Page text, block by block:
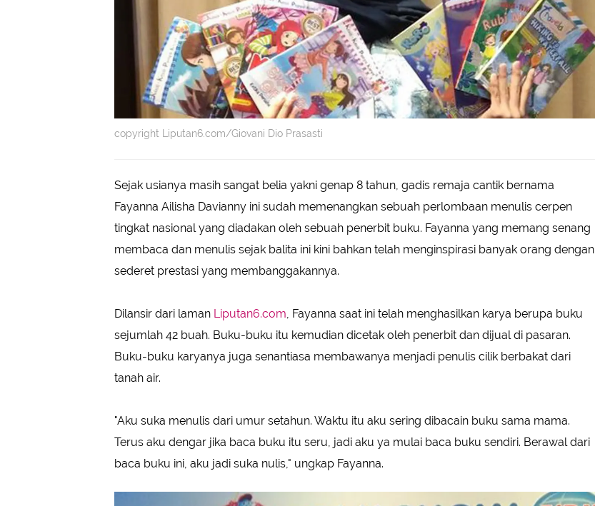
copyright Liputan6.com/Giovani Dio Prasasti
Sejak usianya masih sangat belia yakni genap 8 tahun, gadis remaja cantik bernama
Fayanna Ailisha Davianny ini sudah memenangkan sebuah perlombaan menulis cerpen
tingkat nasional yang diadakan oleh sebuah penerbit buku. Fayanna yang memang senang
membaca dan menulis sejak balita ini kini bahkan telah menginspirasi banyak orang dengan
sederet prestasi yang membanggakannya.
Dilansir dari laman Liputan6.com , Fayanna saat ini telah menghasilkan karya berupa buku
sejumlah 42 buah. Buku-buku itu kemudian dicetak oleh penerbit dan dijual di pasaran.
Buku-buku karyanya juga senantiasa membawanya menjadi penulis cilik berbakat dari
tanah air.
"Aku suka menulis dari umur setahun. Waktu itu aku sering dibacain buku sama mama.
Terus aku dengar jika baca buku itu seru, jadi aku ya mulai baca buku sendiri. Berawal dari
baca buku ini, aku jadi suka nulis," ungkap Fayanna.